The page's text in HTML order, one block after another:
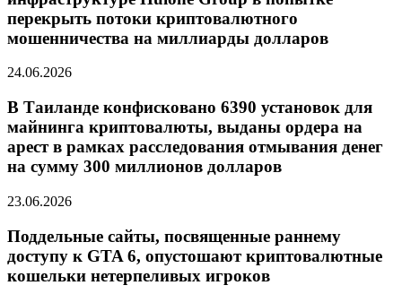
перекрыть потоки криптовалютного
мошенничества на миллиарды долларов
24.06.2026
В Таиланде конфисковано 6390 установок для
майнинга криптовалюты, выданы ордера на
арест в рамках расследования отмывания денег
на сумму 300 миллионов долларов
23.06.2026
Поддельные сайты, посвященные раннему
доступу к GTA 6, опустошают криптовалютные
кошельки нетерпеливых игроков